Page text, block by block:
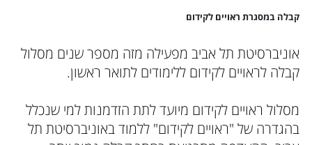
קבלה במסגרת ראויים לקידום
אוניברסיטת תל אביב מפעילה מזה מספר שנים מסלול
קבלה לראויים לקידום ללימודים לתואר ראשון.
מסלול ראויים לקידום מיועד לתת הזדמנות למי שנכלל
בהגדרה של "ראויים לקידום" ללמוד באוניברסיטת תל